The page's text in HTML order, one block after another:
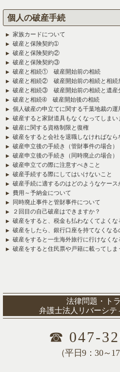
個人の破産手続
家族カードについて
破産と保険契約➀
破産と保険契約②
破産と保険契約③
破産と相続① 破産開始前の相続
破産と相続② 破産開始前の相続と相続
破産と相続③ 破産開始前の相続と遺産
破産と相続➃ 破産開始後の相続
個人破産の申立てに関する千葉地裁の運
破産すると家財道具もなくなってしまい
破産に関する資格制限と復権
破産をすると会社を退職しなければなら
破産申立後の手続き（管財事件の場合）
破産申立後の手続き（同時廃止の場合）
破産申立ての際に注意すべきこと
破産手続する際にしてはいけないこと
破産手続に適するのはどのようなケース
費用～予納金について
同時廃止事件と管財事件について
２回目の自己破産はできますか？
破産をすると、税金も払わなくてよくな
破産をしたら、銀行口座を持てなくなる
破産をすると一生海外旅行に行けなくな
破産をすると住民票や戸籍に載ってしま
法律問題・ト
弁護士法人リバーシテ
☎ 047-
（平日9：30～